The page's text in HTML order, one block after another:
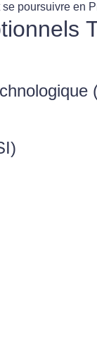
poursuivre en